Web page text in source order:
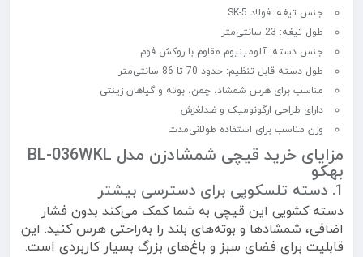
جنس تیغه: فولاد SK-5
طول تیغه: 23 سانتی‌متر
جنس دسته: آلومینیوم مقاوم با روکش فوم
طول دسته قابل تنظیم: حدود 70 تا 86 سانتی‌متر
مناسب برای هرس شمشاد، چمن، بوته و گیاهان زینتی
دارای طراحی ارگونومیک و ضدلغزش
وزن مناسب برای استفاده طولانی‌مدت
مزایای خرید قیچی شمشادزن مدل BL-036WKL
بهکو
1. دسته تلسکوپی برای دسترسی بیشتر
دسته کشویی این قیچی به شما کمک می‌کند بدون فشار
اضافی، شمشادها و بوته‌های بلند را به‌راحتی هرس کنید. این
قابلیت برای فضای سبز و باغ‌های بزرگ بسیار کاربردی است.